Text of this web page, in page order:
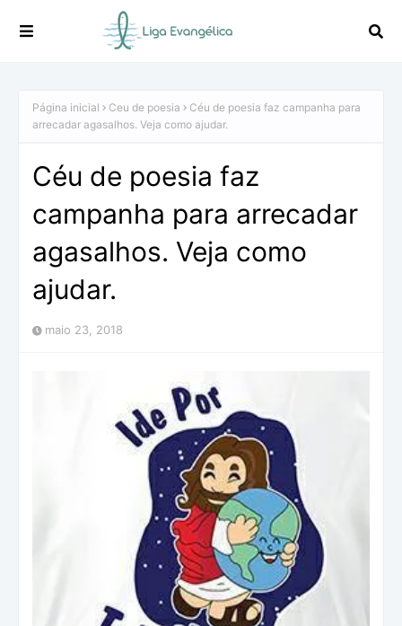
Página inicial Ceu de poesia
Céu de poesia faz campanha para
arrecadar agasalhos. Veja como ajudar.
Céu de poesia faz
campanha para arrecadar
agasalhos. Veja como
ajudar.
maio 23, 2018